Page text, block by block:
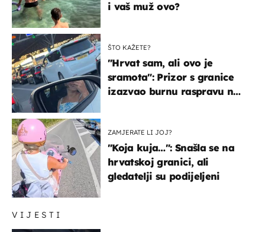
VIJESTI
i vaš muž ovo?
ŠTO KAŽETE?
"Hrvat sam, ali ovo je
sramota": Prizor s granice
izazvao burnu raspravu na
ZAMJERATE LI JOJ?
"Koja kuja…": Snašla se na
hrvatskoj granici, ali
gledatelji su podijeljeni